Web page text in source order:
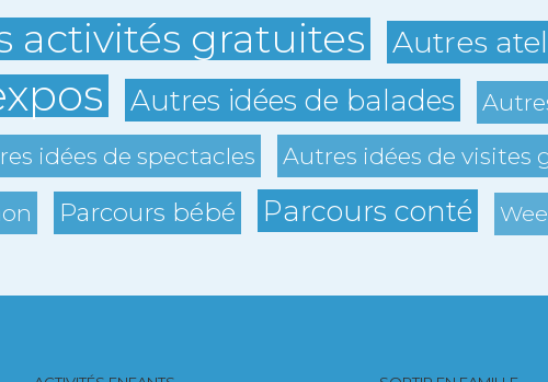
activités gratuites Autres
Autres idées de balades
idées de spectacles Autres idées de visites
Parcours bébé Parcours conté